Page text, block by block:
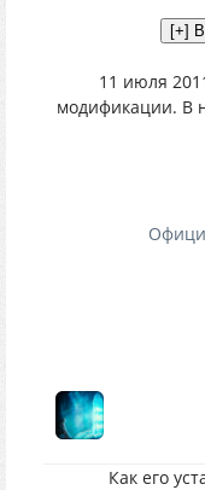
11 июля
модификации. В
Как его